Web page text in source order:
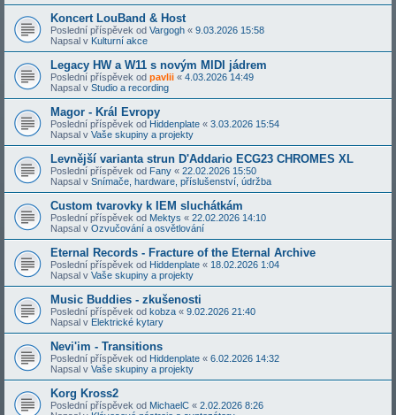
Koncert LouBand & Host
Poslední příspěvek od Vargogh « 9.03.2026 15:58
Napsal v Kulturní akce
Legacy HW a W11 s novým MIDI jádrem
Poslední příspěvek od pavlii « 4.03.2026 14:49
Napsal v Studio a recording
Magor - Král Evropy
Poslední příspěvek od Hiddenplate « 3.03.2026 15:54
Napsal v Vaše skupiny a projekty
Levnější varianta strun D'Addario ECG23 CHROMES XL
Poslední příspěvek od Fany « 22.02.2026 15:50
Napsal v Snímače, hardware, příslušenství, údržba
Custom tvarovky k IEM sluchátkám
Poslední příspěvek od Mektys « 22.02.2026 14:10
Napsal v Ozvučování a osvětlování
Eternal Records - Fracture of the Eternal Archive
Poslední příspěvek od Hiddenplate « 18.02.2026 1:04
Napsal v Vaše skupiny a projekty
Music Buddies - zkušenosti
Poslední příspěvek od kobza « 9.02.2026 21:40
Napsal v Elektrické kytary
Nevi'im - Transitions
Poslední příspěvek od Hiddenplate « 6.02.2026 14:32
Napsal v Vaše skupiny a projekty
Korg Kross2
Poslední příspěvek od MichaelC « 2.02.2026 8:26